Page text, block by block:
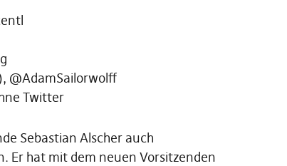
@AdamSailorwolff
Twitter
Sebastian Alscher auch
Er hat mit dem neuen Vorsitzenden